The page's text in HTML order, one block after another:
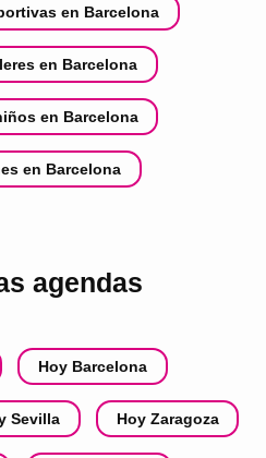
en Barcelona
en Barcelona
en Barcelona
en Barcelona
agendas
Hoy Barcelona
Sevilla Hoy Zaragoza